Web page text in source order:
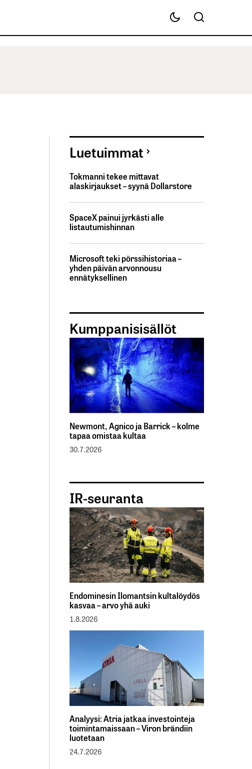
Luetuimmat
Tokmanni tekee mittavat
alaskirjaukset – syynä Dollarstore
SpaceX painui jyrkästi alle
listautumishinnan
Microsoft teki pörssihistoriaa –
yhden päivän arvonnousu
ennätyksellinen
Kumppanisisällöt
Newmont, Agnico ja Barrick – kolme
tapaa omistaa kultaa
30.7.2026
IR-seuranta
Endominesin Ilomantsin kultalöydös
kasvaa – arvo yhä auki
1.8.2026
Analyysi: Atria jatkaa investointeja
toimintamaissaan – Viron brändiin
luotetaan
24.7.2026